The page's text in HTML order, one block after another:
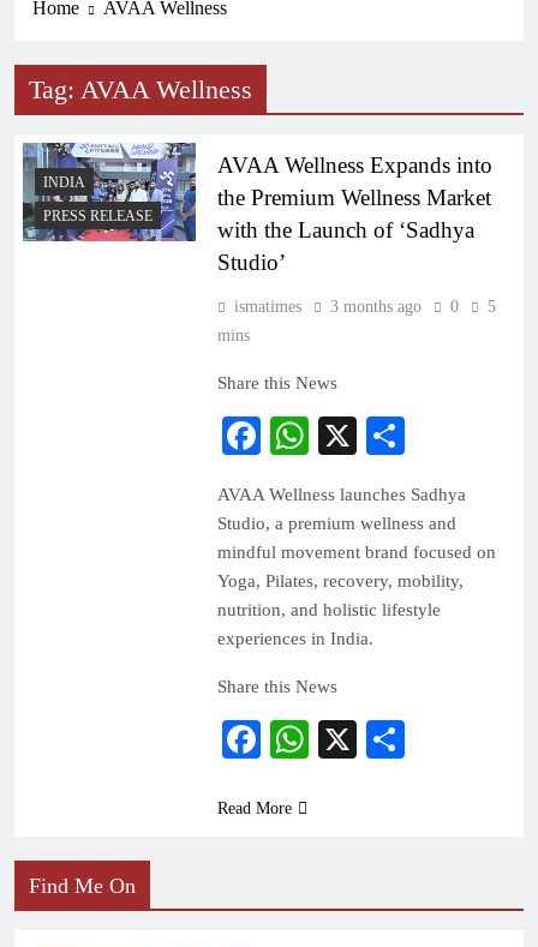
Home AVAA Wellness
Tag: AVAA Wellness
INDIA
PRESS RELEASE
AVAA Wellness Expands into
the Premium Wellness Market
with the Launch of ‘Sadhya
Studio’
ismatimes 3 months ago 0
5
mins
Share this News
Facebook
WhatsApp
X
AVAA Wellness launches Sadhya
Studio, a premium wellness and
mindful movement brand focused on
Yoga, Pilates, recovery, mobility,
nutrition, and holistic lifestyle
experiences in India.
Share this News
Facebook
WhatsApp
X
Read More
Find Me On